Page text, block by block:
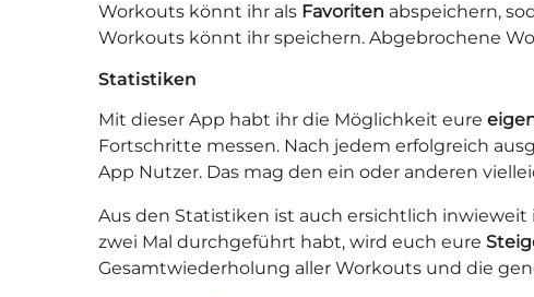
Workouts könnt ihr als Favoriten abspeichern,
Workouts könnt ihr speichern. Abgebrochene
Statistiken
Mit dieser App habt ihr die Möglichkeit eure
Fortschritte messen. Nach jedem erfolgreich
App Nutzer. Das mag den ein oder anderen
Aus den Statistiken ist auch ersichtlich
zwei Mal durchgeführt habt, wird euch eure
Gesamtwiederholung aller Workouts und die